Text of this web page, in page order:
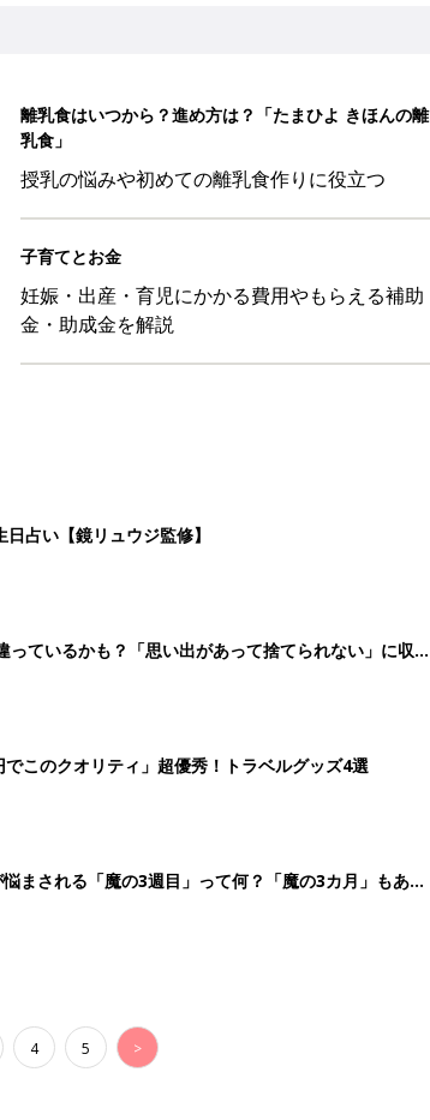
離乳食はいつから？進め方は？「たまひよ きほんの離
乳食」
授乳の悩みや初めての離乳食作りに役立つ
子育てとお金
妊娠・出産・育児にかかる費用やもらえる補助
金・助成金を解説
占い【鏡リュウジ監修】
ているかも？「思い出があって捨てられない」に収納
このクオリティ」超優秀！トラベルグッズ4選
まされる「魔の3週目」って何？「魔の3カ月」もある
4 5 >